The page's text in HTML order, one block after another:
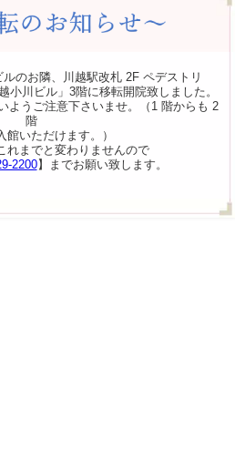
のお隣、川越駅改札 2F ペデストリ
小川ビル」3階に移転開院致しました。
ようご注意下さいませ。（1 階からも 2
階
館いただけます。）
れまでと変わりませんので
2200】までお願い致します。